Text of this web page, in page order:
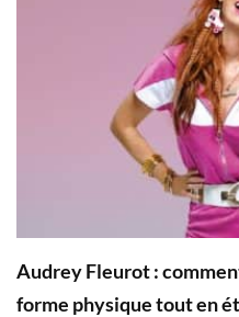
Audrey Fleurot :
forme physique tout en